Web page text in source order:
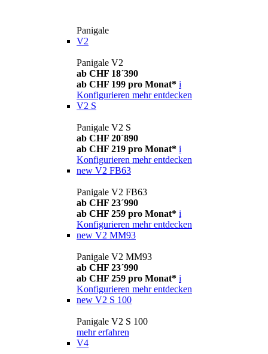
Panigale
V2
Panigale V2
ab CHF 18´390
ab CHF 199 pro Monat* i
Konfigurieren mehr entdecken
V2 S
Panigale V2 S
ab CHF 20´890
ab CHF 219 pro Monat* i
Konfigurieren mehr entdecken
new V2 FB63
Panigale V2 FB63
ab CHF 23´990
ab CHF 259 pro Monat* i
Konfigurieren mehr entdecken
new V2 MM93
Panigale V2 MM93
ab CHF 23´990
ab CHF 259 pro Monat* i
Konfigurieren mehr entdecken
new V2 S 100
Panigale V2 S 100
mehr erfahren
V4